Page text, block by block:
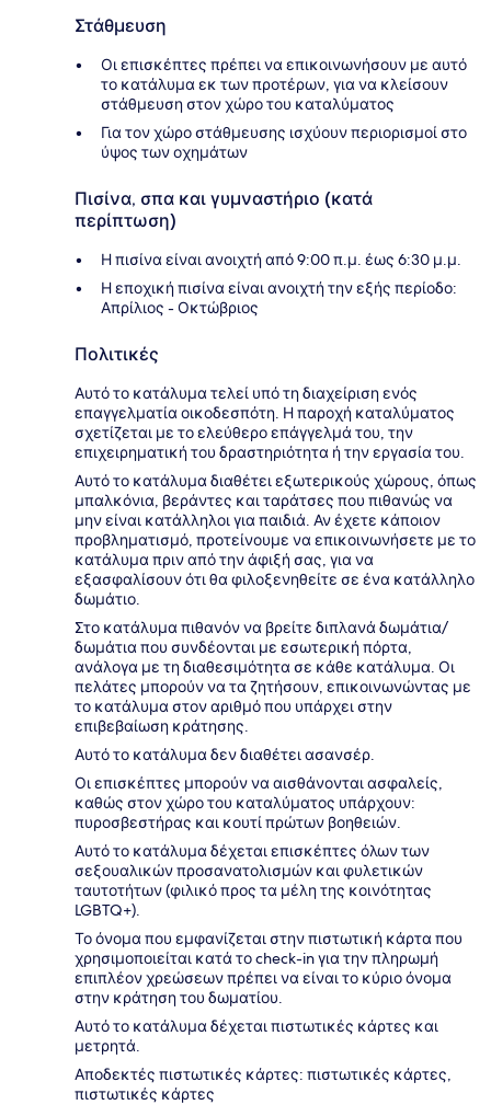
Στάθμευση
Οι επισκέπτες πρέπει να επικοινωνήσουν με αυτό
το κατάλυμα εκ των προτέρων, για να κλείσουν
στάθμευση στον χώρο του καταλύματος
Για τον χώρο στάθμευσης ισχύουν περιορισμοί στο
ύψος των οχημάτων
Πισίνα, σπα και γυμναστήριο (κατά
περίπτωση)
Η πισίνα είναι ανοιχτή από 9:00 π.μ. έως 6:30 μ.μ.
Η εποχική πισίνα είναι ανοιχτή την εξής περίοδο:
Απρίλιος - Οκτώβριος
Πολιτικές
Αυτό το κατάλυμα τελεί υπό τη διαχείριση ενός
επαγγελματία οικοδεσπότη. Η παροχή καταλύματος
σχετίζεται με το ελεύθερο επάγγελμά του, την
επιχειρηματική του δραστηριότητα ή την εργασία του.
Αυτό το κατάλυμα διαθέτει εξωτερικούς χώρους, όπως
μπαλκόνια, βεράντες και ταράτσες που πιθανώς να
μην είναι κατάλληλοι για παιδιά. Αν έχετε κάποιον
προβληματισμό, προτείνουμε να επικοινωνήσετε με το
κατάλυμα πριν από την άφιξή σας, για να
εξασφαλίσουν ότι θα φιλοξενηθείτε σε ένα κατάλληλο
δωμάτιο.
Στο κατάλυμα πιθανόν να βρείτε διπλανά δωμάτια/
δωμάτια που συνδέονται με εσωτερική πόρτα,
ανάλογα με τη διαθεσιμότητα σε κάθε κατάλυμα. Οι
πελάτες μπορούν να τα ζητήσουν, επικοινωνώντας με
το κατάλυμα στον αριθμό που υπάρχει στην
επιβεβαίωση κράτησης.
Αυτό το κατάλυμα δεν διαθέτει ασανσέρ.
Οι επισκέπτες μπορούν να αισθάνονται ασφαλείς,
καθώς στον χώρο του καταλύματος υπάρχουν:
πυροσβεστήρας και κουτί πρώτων βοηθειών.
Αυτό το κατάλυμα δέχεται επισκέπτες όλων των
σεξουαλικών προσανατολισμών και φυλετικών
ταυτοτήτων (φιλικό προς τα μέλη της κοινότητας
LGBTQ+).
Το όνομα που εμφανίζεται στην πιστωτική κάρτα που
χρησιμοποιείται κατά το check-in για την πληρωμή
επιπλέον χρεώσεων πρέπει να είναι το κύριο όνομα
στην κράτηση του δωματίου.
Αυτό το κατάλυμα δέχεται πιστωτικές κάρτες και
μετρητά.
Αποδεκτές πιστωτικές κάρτες: πιστωτικές κάρτες,
πιστωτικές κάρτες